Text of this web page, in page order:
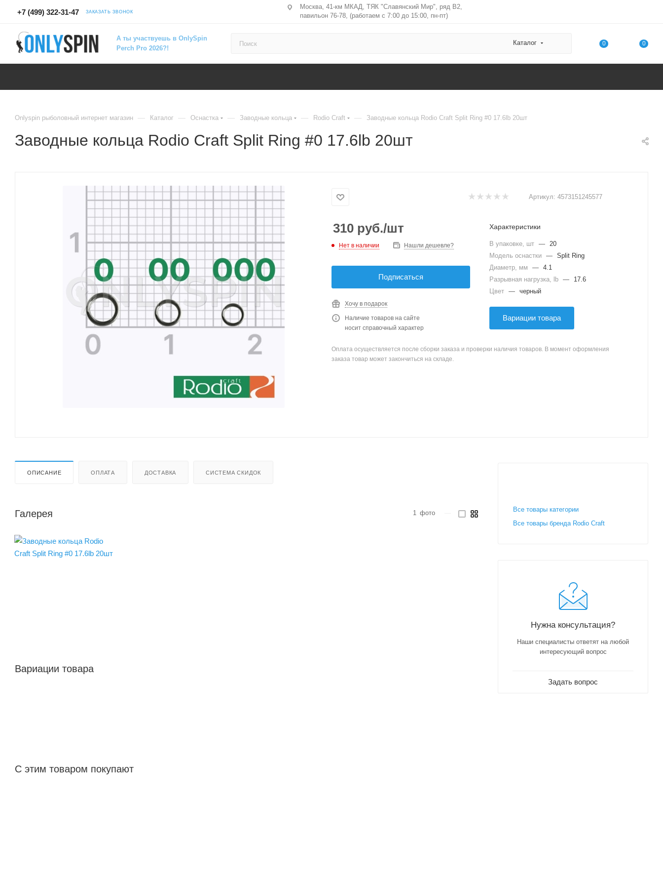
+7 (499) 322-31-47 ЗАКАЗАТЬ ЗВОНОК
Москва, 41-км МКАД, ТЯК "Славянский Мир", ряд В2,
павильон 76-78, (работаем с 7:00 до 15:00, пн-пт)
А ты участвуешь в OnlySpin
Perch Pro 2026?!
Каталог 0 0
Onlyspin рыболовный интернет магазин — Каталог — Оснастка — Заводные кольца — Rodio Craft — Заводные кольца Rodio Craft Split Ring #0 17.6lb 20шт
Заводные кольца Rodio Craft Split Ring #0 17.6lb 20шт
Артикул: 4573151245577
310 руб./шт
Нет в наличии Нашли дешевле?
Подписаться
Хочу в подарок
Наличие товаров на сайте
носит справочный характер
Характеристики
В упаковке, шт — 20
Модель оснастки — Split Ring
Диаметр, мм
— 4.1
Разрывная нагрузка, lb —
17.6
Цвет — черный
Вариации товара
Оплата осуществляется после сборки заказа и проверки наличия товаров. В момент оформления
заказа товар может закончиться на складе.
ОПИСАНИЕ ОПЛАТА ДОСТАВКА СИСТЕМА СКИДОК
Галерея 1 фото
Вариации товара
С этим товаром покупают
Все товары категории
Все товары бренда Rodio Craft
Нужна консультация?
Наши специалисты ответят на любой
интересующий вопрос
Задать вопрос